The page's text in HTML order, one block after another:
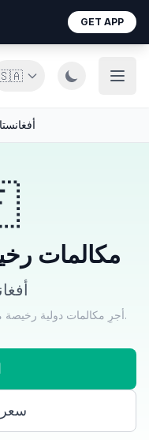
GET APP
مكالمات
أجرِ مكالمات دولية رخيصة من متصفحك. بدون تطبيق، بدون اشتراك.
سعر